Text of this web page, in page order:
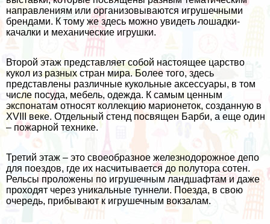
направлениям или организовываются игрушечными
брендами. К тому же здесь можно увидеть лошадки-
качалки и механические игрушки.
Второй этаж представляет собой настоящее царство
кукол из разных стран мира. Более того, здесь
представлены различные кукольные аксессуары, в том
числе посуда, мебель, одежда. К самым ценным
экспонатам относят коллекцию марионеток, созданную в
XVIII веке. Отдельный стенд посвящен Барби, а еще один
– пожарной технике.
Третий этаж – это своеобразное железнодорожное депо
для поездов, где их насчитывается до полутора сотен.
Рельсы проложены по игрушечным ландшафтам и даже
проходят через уникальные туннели. Поезда, в свою
очередь, прибывают к игрушечным вокзалам.